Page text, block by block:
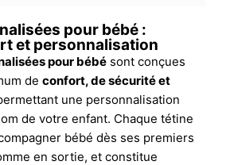
pour bébé :
et personnalisation
pour bébé sont conçues
de confort, de sécurité et
une personnalisation
de votre enfant. Chaque tétine
bébé dès ses premiers
en sortie, et constitue